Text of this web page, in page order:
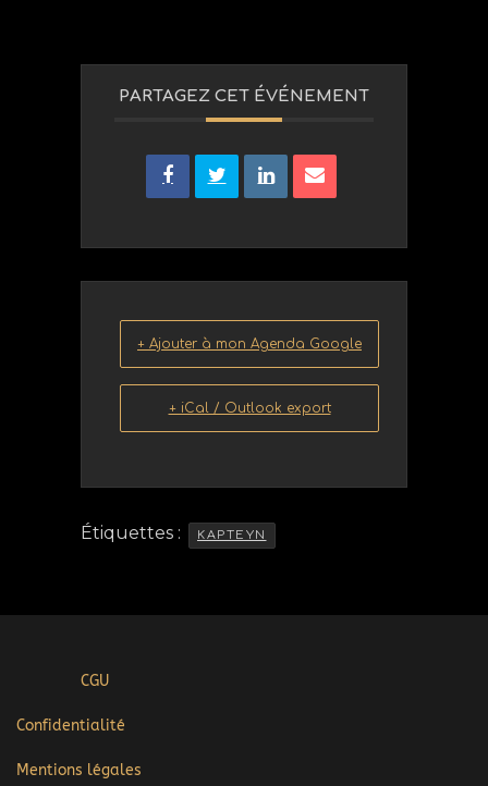
PARTAGEZ CET ÉVÉNEMENT
+ Ajouter à mon Agenda Google
+ iCal / Outlook export
Étiquettes : KAPTEYN
CGU
Confidentialité
Mentions légales